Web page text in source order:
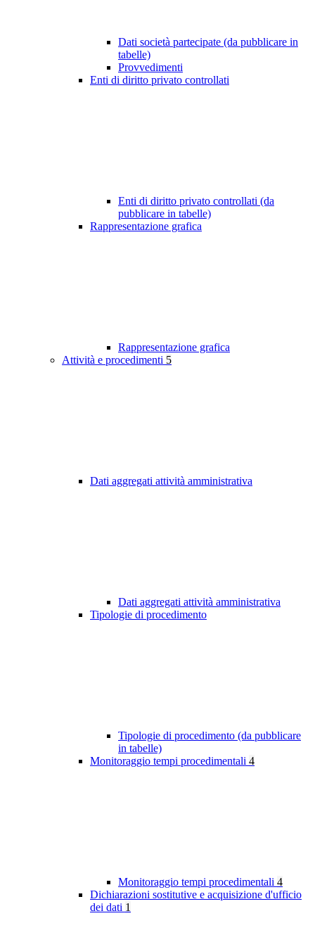
Dati società partecipate (da pubblicare in
tabelle)
Provvedimenti
Enti di diritto privato controllati
Enti di diritto privato controllati (da
pubblicare in tabelle)
Rappresentazione grafica
Rappresentazione grafica
Attività e procedimenti 5
Dati aggregati attività amministrativa
Dati aggregati attività amministrativa
Tipologie di procedimento
Tipologie di procedimento (da pubblicare
in tabelle)
Monitoraggio tempi procedimentali 4
Monitoraggio tempi procedimentali 4
Dichiarazioni sostitutive e acquisizione d'ufficio
dei dati 1